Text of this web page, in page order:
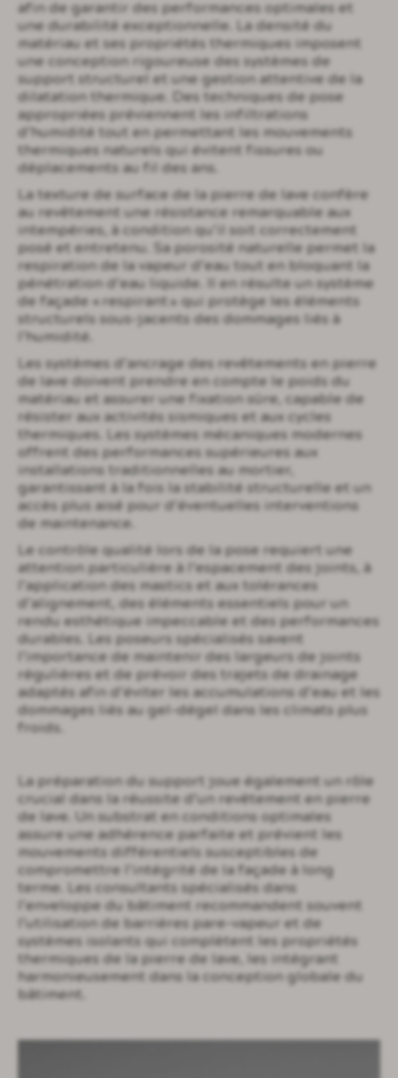
afin de garantir des performances optimales et
une durabilité exceptionnelle. La densité du
matériau et ses propriétés thermiques imposent
une conception rigoureuse des systèmes de
support structurel et une gestion attentive de la
dilatation thermique. Des techniques de pose
appropriées préviennent les infiltrations
d’humidité tout en permettant les mouvements
thermiques naturels qui évitent fissures ou
déplacements au fil des ans.
La texture de surface de la pierre de lave confère
au revêtement une résistance remarquable aux
intempéries, à condition qu’il soit correctement
posé et entretenu. Sa porosité naturelle permet la
respiration de la vapeur d’eau tout en bloquant la
pénétration d’eau liquide. Il en résulte un système
de façade « respirant » qui protège les éléments
structurels sous-jacents des dommages liés à
l’humidité.
Les systèmes d’ancrage des revêtements en pierre
de lave doivent prendre en compte le poids du
matériau et assurer une fixation sûre, capable de
résister aux activités sismiques et aux cycles
thermiques. Les systèmes mécaniques modernes
offrent des performances supérieures aux
installations traditionnelles au mortier,
garantissant à la fois la stabilité structurelle et un
accès plus aisé pour d’éventuelles interventions
de maintenance.
Le contrôle qualité lors de la pose requiert une
attention particulière à l’espacement des joints, à
l’application des mastics et aux tolérances
d’alignement, des éléments essentiels pour un
rendu esthétique impeccable et des performances
durables. Les poseurs spécialisés savent
l’importance de maintenir des largeurs de joints
régulières et de prévoir des trajets de drainage
adaptés afin d’éviter les accumulations d’eau et les
dommages liés au gel-dégel dans les climats plus
froids.
La préparation du support joue également un rôle
crucial dans la réussite d’un revêtement en pierre
de lave. Un substrat en conditions optimales
assure une adhérence parfaite et prévient les
mouvements différentiels susceptibles de
compromettre l’intégrité de la façade à long
terme. Les consultants spécialisés dans
l’enveloppe du bâtiment recommandent souvent
l’utilisation de barrières pare-vapeur et de
systèmes isolants qui complètent les propriétés
thermiques de la pierre de lave, les intégrant
harmonieusement dans la conception globale du
bâtiment.